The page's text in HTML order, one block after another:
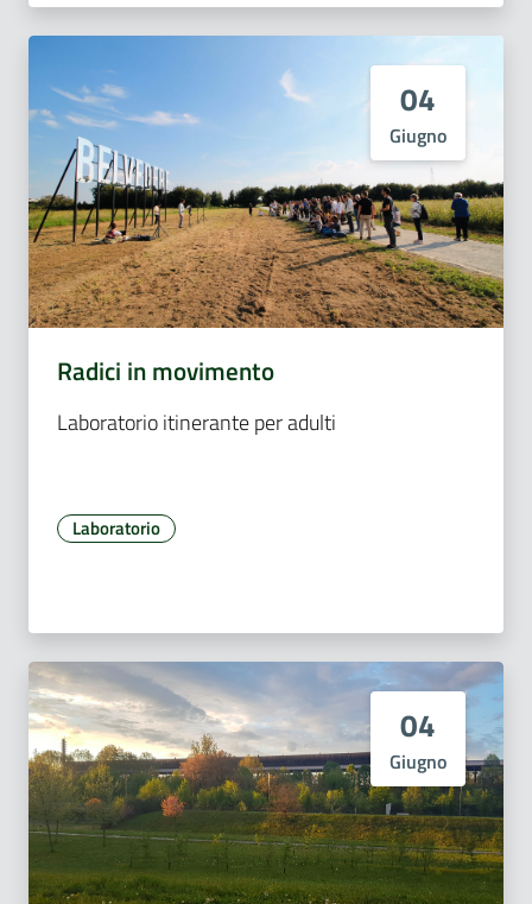
04
Giugno
Radici in movimento
Laboratorio itinerante per adulti
Laboratorio
04
Giugno